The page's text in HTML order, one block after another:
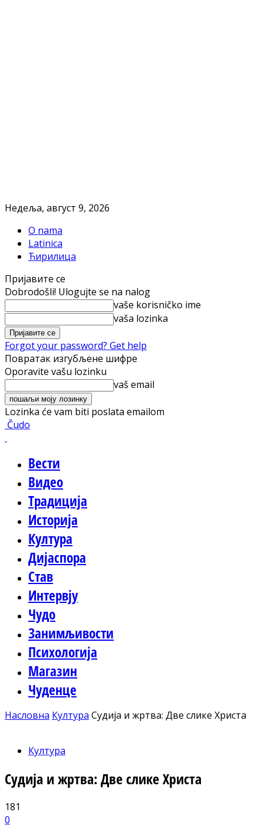
Недеља, август 9, 2026
O nama
Latinica
Ћирилица
Пријавите се
Dobrodošli! Ulogujte se na nalog
vaše korisničko ime
vaša lozinka
Forgot your password? Get help
Повратак изгубљене шифре
Oporavite vašu lozinku
vaš email
Lozinka će vam biti poslata emailom
Čudo
Вести
Видео
Традиција
Историја
Култура
Дијаспора
Став
Интервју
Чудо
Занимљивости
Психологија
Магазин
Чуденце
Насловна Култура Судија и жртва: Две слике Христа
Култура
Судија и жртва: Две слике Христа
181
0